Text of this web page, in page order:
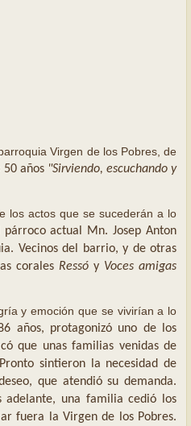
Virgen de los Pobres, de
50 años "Sirviendo, escuchando y
los actos que se sucederán a lo
párroco actual Mn.Josep Anton
Vecinos del barrio, y de otras
corales Ressó y Voces amigas
y emoción que se vivirían a lo
años, protagonizó uno de los
que unas familias venidas de
Pronto sintieron la necesidad de
que atendió su demanda.
adelante, una familia cedió los
fuera la Virgen de los Pobres.